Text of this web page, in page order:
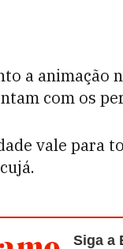
a animação
com os
vale para
Siga a